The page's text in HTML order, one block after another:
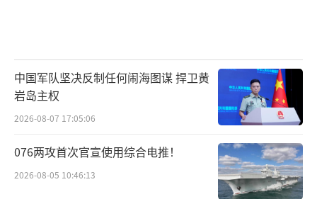
中国军队坚决反制任何闹海图谋 捍卫黄
岩岛主权
2026-08-07 17:05:06
076两攻首次官宣使用综合电推！
2026-08-05 10:46:13